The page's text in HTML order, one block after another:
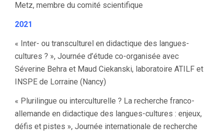
Metz, membre du comité scientifique
2021
« Inter- ou transculturel en didactique des langues-
cultures ? », Journée d’étude co-organisée avec
Séverine Behra et Maud Ciekanski, laboratoire ATILF et
INSPE de Lorraine (Nancy)
« Plurilingue ou interculturelle ? La recherche franco-
allemande en didactique des langues-cultures : enjeux,
défis et pistes », Journée internationale de recherche